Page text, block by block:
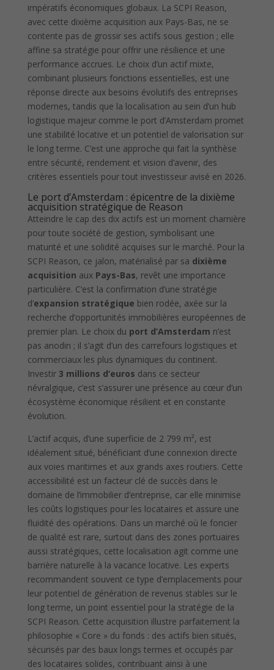
impératifs économiques globaux. La SCPI Reason,
avec cette dixième acquisition aux Pays-Bas, ne se
contente pas de grossir ses actifs sous gestion ; elle
affine sa stratégie pour offrir une résilience et une
performance accrues. Le choix d’un actif mixte,
combinant plusieurs fonctions essentielles, est une
réponse directe aux besoins évolutifs des entreprises
modernes, tandis que la localisation au sein d’un hub
logistique majeur comme le port d’Amsterdam promet
une stabilité locative et un potentiel de valorisation sur
le long terme. C’est une approche qui fait la synthèse
entre sécurité, rendement et vision d’avenir, des
critères essentiels pour tout investisseur avisé en 2026.
Le port d’Amsterdam : épicentre de la dixième
acquisition stratégique de Reason
Atteindre le cap des dix actifs est un moment charnière
pour toute société de gestion, symbolisant une
maturité et une solidité acquises sur le marché. Pour la
SCPI Reason, ce jalon, matérialisé par sa dixième
acquisition aux Pays-Bas, revêt une importance
particulière. C’est la confirmation d’une stratégie
d’expansion stratégique bien rodée, axée sur la
recherche d’opportunités immobilières européennes de
premier plan. Le choix du port d’Amsterdam n’est
pas anodin ; il s’agit d’un des carrefours logistiques et
commerciaux les plus dynamiques du continent.
Investir 3 millions d’euros dans ce secteur
névralgique, c’est s’assurer une présence au cœur d’un
écosystème économique résilient et en constante
évolution.
L’actif acquis, d’une superficie de 2 799 m², est
idéalement situé, bénéficiant d’une connexion directe
aux voies maritimes et aux grands axes routiers. Cette
accessibilité est un facteur clé de succès dans le
domaine de l’immobilier d’entreprise, car elle minimise
les coûts logistiques pour les locataires et assure une
fluidité des opérations. Dans un marché où le foncier
de qualité est rare, surtout dans des zones portuaires
aussi stratégiques, cette localisation agit comme une
barrière naturelle à la vacance locative. Les experts
recommandent souvent ce type d’emplacements pour
leur potentiel de génération de revenus stables sur le
long terme, un point essentiel pour la stratégie de la
SCPI Reason. Cette acquisition illustre parfaitement la
philosophie « Core » du fonds : des actifs bien situés,
sécurisés par des baux longs termes et occupés par
des locataires solides, contribuant ainsi à une